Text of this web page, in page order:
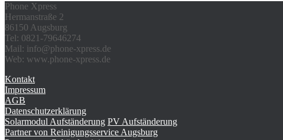
Phone Xpress
Hermanstraße 2
86150 Augsburg
Tel: 0821-79646274
Mail: info@phone-xpress.de
Web: www.phone-xpress.de
Kontakt
Impressum
AGB
Datenschutzerklärung
Solarmodul Aufständerung PV Aufständerung
Partner von Reinigungsservice Augsburg